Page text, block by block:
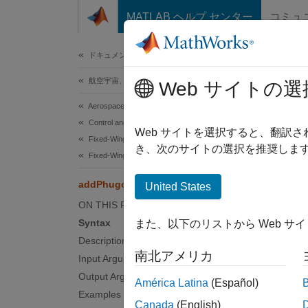
コンテンツへスキップ
MATLAB ヘルプ センター コミュ
ドキュメンテーションのホーム
航空宇宙、防衛
Aerospace Toolbox
Control and Stability Analysis
Fixed-Wing Aircraft Applications
Fixed-Wing Aircraft Creation with Objects
addPhugoidRequirementFunctions
ON THIS PAGE
Syntax
Description
Input Arguments
Output Arguments
Examples
Class:
Web サイトの選
Web サイトを選択すると、翻訳
き、次のサイトの選択を推奨しま
United States
また、以下のリストから Web サ
南北アメリカ
América Latina (Español)
Canada (English)